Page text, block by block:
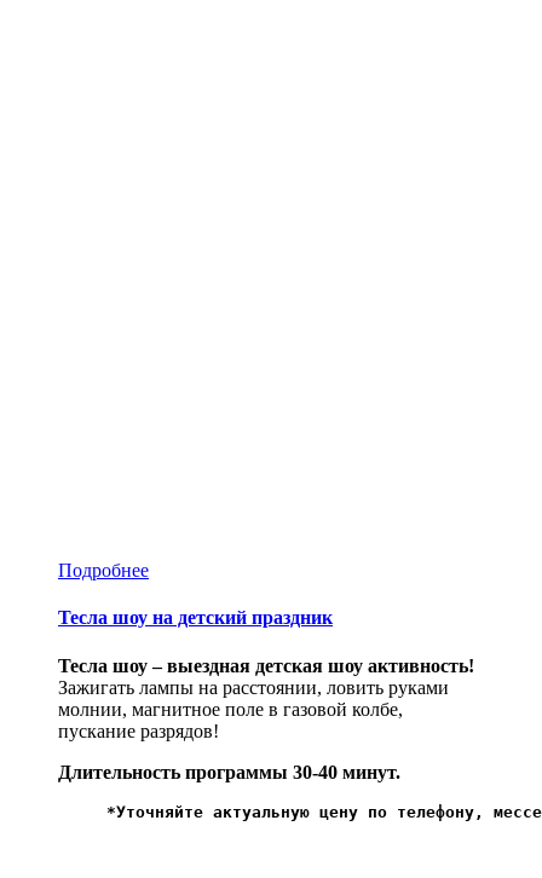
Подробнее
Тесла шоу на детский праздник
Тесла шоу – выездная детская шоу активность!
Зажигать лампы на расстоянии, ловить руками
молнии, магнитное поле в газовой колбе,
пускание разрядов!
Длительность программы 30-40 минут.
*Уточняйте актуальную цену по телефону,